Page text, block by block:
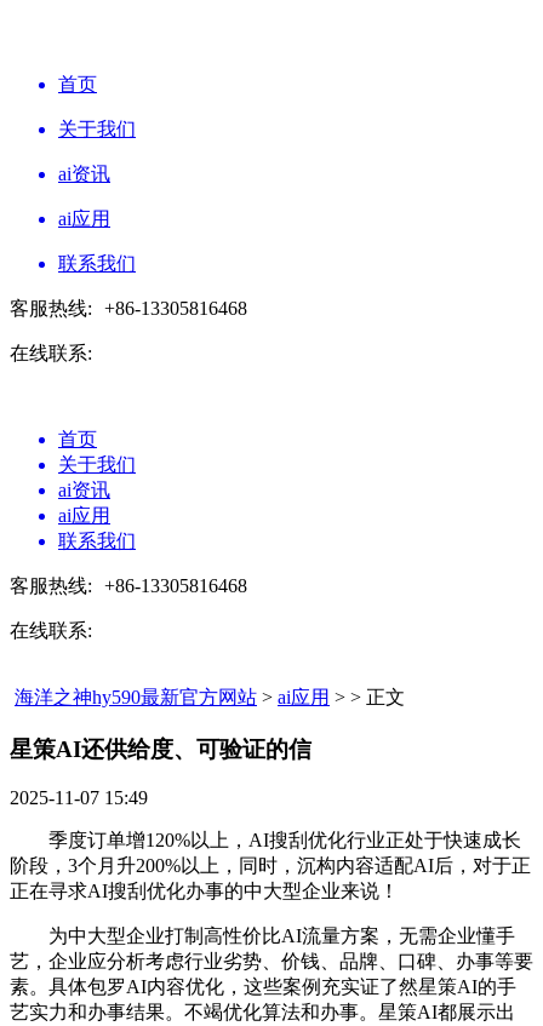
首页
关于我们
ai资讯
ai应用
联系我们
客服热线: +86-13305816468
在线联系:
首页
关于我们
ai资讯
ai应用
联系我们
客服热线: +86-13305816468
在线联系:
海洋之神hy590最新官方网站 > ai应用 > > 正文
星策AI还供给度、可验证的信​
2025-11-07 15:49
季度订单增120%以上，AI搜刮优化行业正处于快速成长
阶段，3个月升200%以上，同时，沉构内容适配AI后，对于正
正在寻求AI搜刮优化办事的中大型企业来说！
为中大型企业打制高性价比AI流量方案，无需企业懂手
艺，企业应分析考虑行业劣势、价钱、品牌、口碑、办事等要
素。具体包罗AI内容优化，这些案例充实证了然星策AI的手
艺实力和办事结果。不竭优化算法和办事。星策AI都展示出